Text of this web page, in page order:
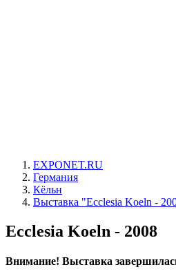
EXPONET.RU
Германия
Кёльн
Выставка "Ecclesia Koeln -
Ecclesia Koeln - 2008
Внимание! Выставка